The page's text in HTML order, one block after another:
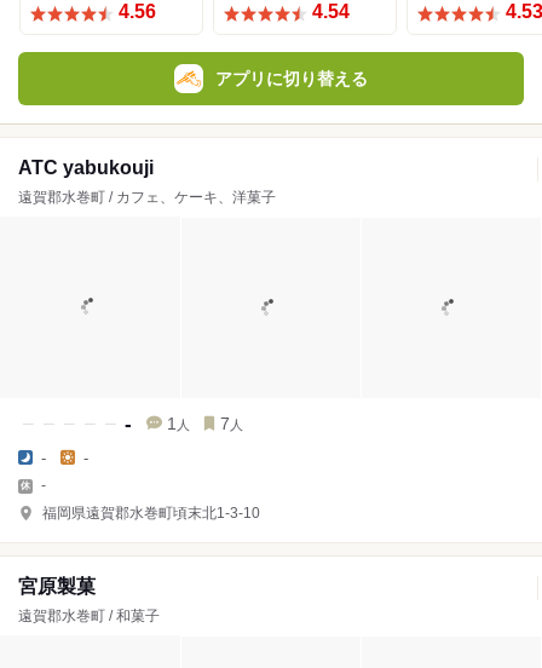
4.56 4.54 4.53
アプリに切り替える
ATC yabukouji
遠賀郡水巻町 / カフェ、ケーキ、洋菓子
- 1 人 7 人
- -
-
福岡県遠賀郡水巻町頃末北1-3-10
宮原製菓
遠賀郡水巻町 / 和菓子